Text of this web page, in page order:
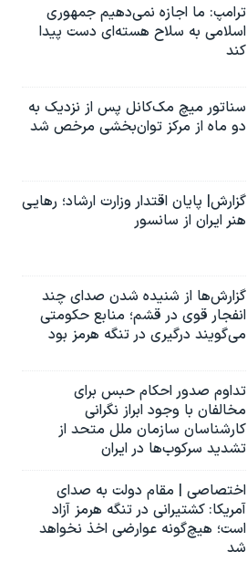
ترامپ: ما اجازه نمی‌دهیم جمهوری
اسلامی به سلاح هسته‌ای دست پیدا
کند
سناتور میچ مک‌کانل پس از نزدیک به
دو ماه از مرکز توان‌بخشی مرخص شد
گزارش| پایان اقتدار وزارت ارشاد؛ رهایی
هنر ایران از سانسور
گزارش‌ها از شنیده شدن صدای چند
انفجار قوی در قشم؛ منابع حکومتی
می‌گویند درگیری در تنگه هرمز بود
تداوم صدور احکام حبس برای
مخالفان با وجود ابراز نگرانی
کارشناسان سازمان ملل متحد از
تشدید سرکوب‌ها در ایران
اختصاصی | مقام دولت به صدای
آمریکا: کشتیرانی در تنگه هرمز آزاد
است؛ هیچ‌گونه عوارضی اخذ نخواهد
شد